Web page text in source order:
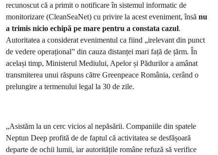
recunoscut că a primit o notificare în sistemul informatic de
monitorizare (CleanSeaNet) cu privire la acest eveniment, însă nu
a trimis nicio echipă pe mare pentru a constata cazul.
Autoritatea a considerat evenimentul ca fiind „irelevant din punct
de vedere operațional” din cauza distanței mari față de țărm. În
același timp, Ministerul Mediului, Apelor și Pădurilor a amânat
transmiterea unui răspuns către Greenpeace România, cerând o
prelungire a termenului legal la 30 de zile.
„Asistăm la un cerc vicios al nepăsării. Companiile din spatele
Neptun Deep profită de de faptul că activitatea se desfășoară
departe de ochii lumii, iar autoritățile române refuză să verifice